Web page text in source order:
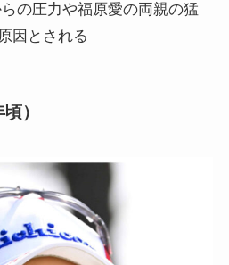
の圧力や福原愛の両親の猛
因とされる
）